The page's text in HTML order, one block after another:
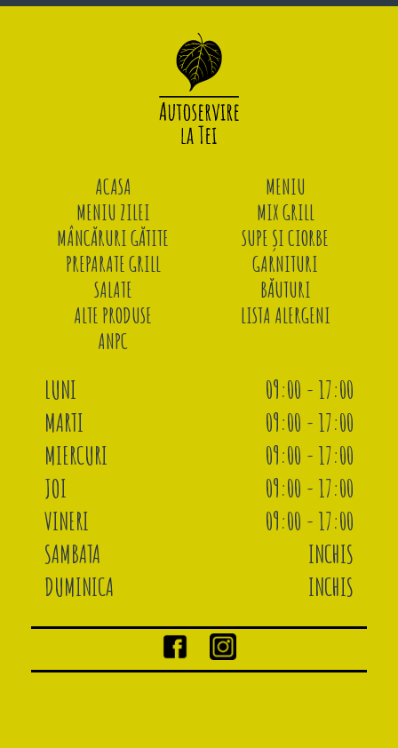
ACASA
MENIU
MENIU ZILEI
MIX GRILL
MÂNCĂRURI GĂTITE
SUPE ȘI CIORBE
PREPARATE GRILL
GARNITURI
SALATE
BĂUTURI
ALTE PRODUSE
LISTA ALERGENI
ANPC
LUNI
09:00 - 17:00
MARTI
09:00 - 17:00
MIERCURI
09:00 - 17:00
JOI
09:00 - 17:00
VINERI
09:00 - 17:00
SAMBATA
INCHIS
DUMINICA
INCHIS